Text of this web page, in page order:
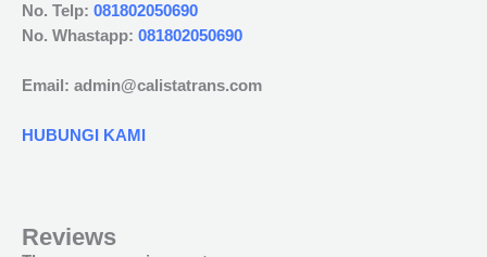
No. Telp: 081802050690
No. Whastapp: 081802050690
Email: admin@calistatrans.com
HUBUNGI KAMI
Reviews